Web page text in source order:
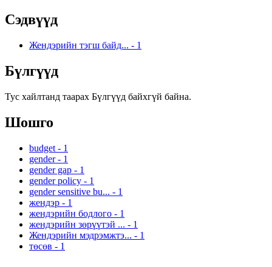
Сэдвүүд
Жендэрийн тэгш байд... - 1
Бүлгүүд
Тус хайлтанд таарах Бүлгүүд байхгүй байна.
Шошго
budget - 1
gender - 1
gender gap - 1
gender policy - 1
gender sensitive bu... - 1
жендэр - 1
жендэрийн бодлого - 1
жендэрийн зөрүүтэй ... - 1
Жендэрийн мэдрэмжтэ... - 1
төсөв - 1